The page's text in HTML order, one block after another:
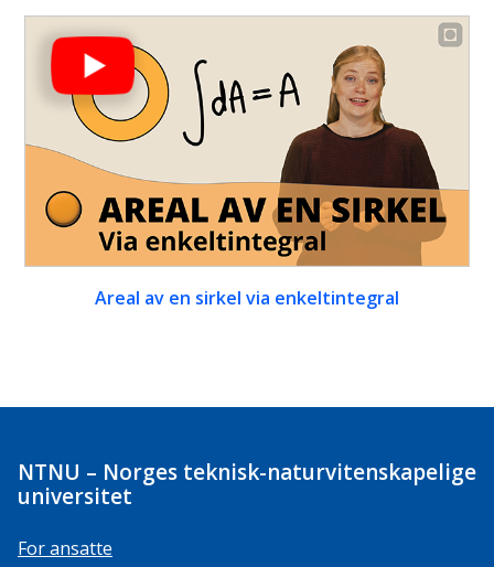
Areal av en sirkel via enkeltintegral
NTNU – Norges teknisk-naturvitenskapelige
universitet
For ansatte